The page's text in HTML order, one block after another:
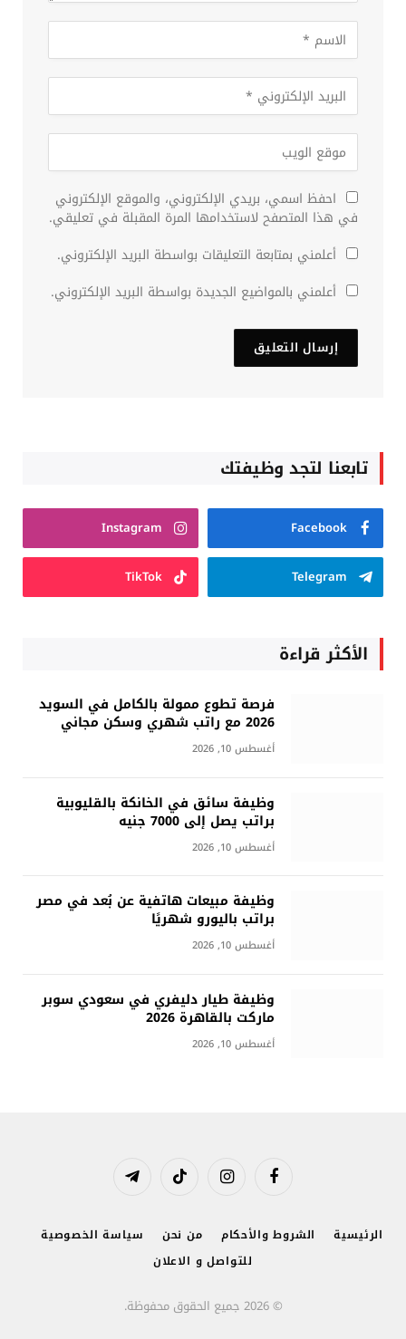
احفظ اسمي، بريدي الإلكتروني، والموقع الإلكتروني
في هذا المتصفح لاستخدامها المرة المقبلة في تعليقي.
أعلمني بمتابعة التعليقات بواسطة البريد الإلكتروني.
أعلمني بالمواضيع الجديدة بواسطة البريد الإلكتروني.
تابعنا لتجد وظيفتك
Facebook
Instagram
Telegram
TikTok
الأكثر قراءة
فرصة تطوع ممولة بالكامل في السويد
2026 مع راتب شهري وسكن مجاني
أغسطس 10, 2026
وظيفة سائق في الخانكة بالقليوبية
براتب يصل إلى 7000 جنيه
أغسطس 10, 2026
وظيفة مبيعات هاتفية عن بُعد في مصر
براتب باليورو شهريًا
أغسطس 10, 2026
وظيفة طيار دليفري في سعودي سوبر
ماركت بالقاهرة 2026
أغسطس 10, 2026
فيسبوك الانستغرامتيكتوك تيلقرام
الرئيسية الشروط والأحكام من نحن
سياسة الخصوصية
للتواصل و الاعلان
© 2026 جميع الحقوق محفوظة.